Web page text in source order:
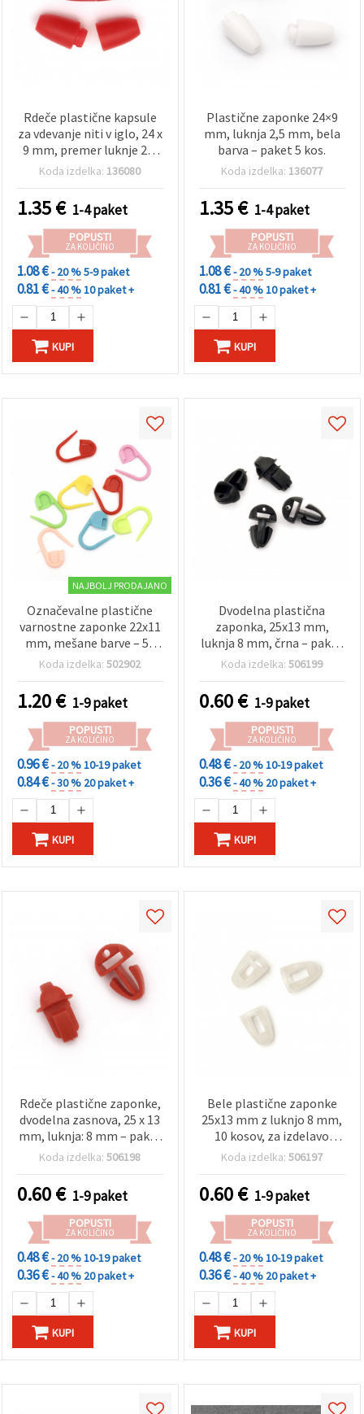
Rdeče plastične kapsule
za vdevanje niti v iglo, 24 x
9 mm, premer luknje 2,5
mm – 5 kos
Koda izdelka: 136080
1.35€ 1-4 paket
POPUSTI
ZA KOLIČINO
1.08 €- 20 %5-9 paket
0.81 €- 40 %10 paket +
KUPI
Plastične zaponke 24×9
mm, luknja 2,5 mm, bela
barva – paket 5 kos.
Koda izdelka: 136077
1.35€ 1-4 paket
POPUSTI
ZA KOLIČINO
1.08 €- 20 %5-9 paket
0.81 €- 40 %10 paket +
KUPI
NAJBOLJ PRODAJANO
Označevalne plastične
varnostne zaponke 22x11
mm, mešane barve – 50
kosov
Koda izdelka:502902
1.20€ 1-9 paket
POPUSTI
ZA KOLIČINO
0.96 €- 20 %10-19 paket
0.84 €- 30 % 20 paket +
KUPI
Dvodelna plastična
zaponka, 25x13 mm,
luknja 8 mm, črna – paket
10 kosov
Koda izdelka:506199
0.60€ 1-9 paket
POPUSTI
ZA KOLIČINO
0.48 €- 20 %10-19 paket
0.36 €- 40 % 20 paket +
KUPI
Rdeče plastične zaponke,
dvodelna zasnova, 25 x 13
mm, luknja: 8 mm – paket
10 kosov
Koda izdelka:506198
0.60€ 1-9 paket
POPUSTI
ZA KOLIČINO
0.48 €- 20 %10-19 paket
0.36 €- 40 % 20 paket +
KUPI
Bele plastične zaponke
25x13 mm z luknjo 8 mm,
10 kosov, za izdelavo
nakita
Koda izdelka:506197
0.60€ 1-9 paket
POPUSTI
ZA KOLIČINO
0.48 €- 20 %10-19 paket
0.36 €- 40 % 20 paket +
KUPI